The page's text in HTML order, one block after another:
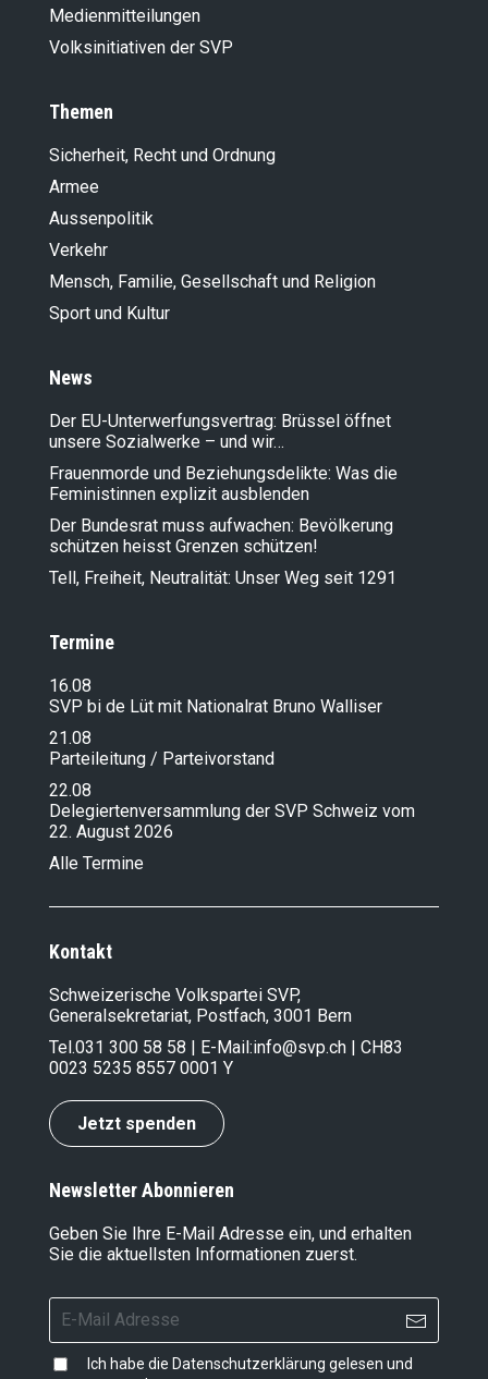
Medienmitteilungen
Volksinitiativen der SVP
Themen
Sicherheit, Recht und Ordnung
Armee
Aussenpolitik
Verkehr
Mensch, Familie, Gesellschaft und Religion
Sport und Kultur
News
Der EU-Unterwerfungsvertrag: Brüssel öffnet
unsere Sozialwerke – und wir…
Frauenmorde und Beziehungsdelikte: Was die
Feministinnen explizit ausblenden
Der Bundesrat muss aufwachen: Bevölkerung
schützen heisst Grenzen schützen!
Tell, Freiheit, Neutralität: Unser Weg seit 1291
Termine
16.08
SVP bi de Lüt mit Nationalrat Bruno Walliser
21.08
Parteileitung / Parteivorstand
22.08
Delegiertenversammlung der SVP Schweiz vom
22. August 2026
Alle Termine
Kontakt
Schweizerische Volkspartei SVP,
Generalsekretariat, Postfach, 3001 Bern
Tel.031 300 58 58 | E-Mail:info@svp.ch | CH83
0023 5235 8557 0001 Y
Jetzt spenden
Newsletter Abonnieren
Geben Sie Ihre E-Mail Adresse ein, und erhalten
Sie die aktuellsten Informationen zuerst.
Ich habe die Datenschutzerklärung gelesen und